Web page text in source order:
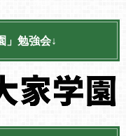
」勉強会↓